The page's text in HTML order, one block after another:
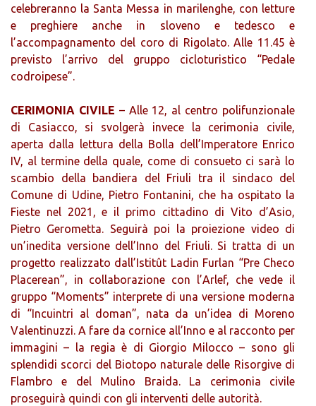
celebreranno la Santa Messa in marilenghe, con letture
e preghiere anche in sloveno e tedesco e
l’accompagnamento del coro di Rigolato. Alle 11.45 è
previsto l’arrivo del gruppo cicloturistico “Pedale
codroipese”.
CERIMONIA CIVILE – Alle 12, al centro polifunzionale
di Casiacco, si svolgerà invece la cerimonia civile,
aperta dalla lettura della Bolla dell’Imperatore Enrico
IV, al termine della quale, come di consueto ci sarà lo
scambio della bandiera del Friuli tra il sindaco del
Comune di Udine, Pietro Fontanini, che ha ospitato la
Fieste nel 2021, e il primo cittadino di Vito d’Asio,
Pietro Gerometta. Seguirà poi la proiezione video di
un’inedita versione dell’Inno del Friuli. Si tratta di un
progetto realizzato dall’Istitût Ladin Furlan “Pre Checo
Placerean”, in collaborazione con l’Arlef, che vede il
gruppo “Moments” interprete di una versione moderna
di “Incuintri al doman”, nata da un’idea di Moreno
Valentinuzzi. A fare da cornice all’Inno e al racconto per
immagini – la regia è di Giorgio Milocco – sono gli
splendidi scorci del Biotopo naturale delle Risorgive di
Flambro e del Mulino Braida. La cerimonia civile
proseguirà quindi con gli interventi delle autorità.